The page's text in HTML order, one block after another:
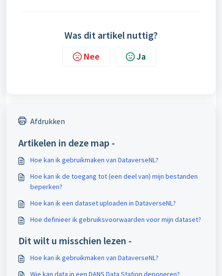
Was dit artikel nuttig?
Nee Ja
Afdrukken
Artikelen in deze map -
Hoe kan ik gebruikmaken van DataverseNL?
Hoe kan ik de toegang tot (een deel van) mijn bestanden
beperken?
Hoe kan ik een dataset uploaden in DataverseNL?
Hoe definieer ik gebruiksvoorwaarden voor mijn dataset?
Dit wilt u misschien lezen -
Hoe kan ik gebruikmaken van DataverseNL?
Wie kan data in een DANS Data Station deponeren?